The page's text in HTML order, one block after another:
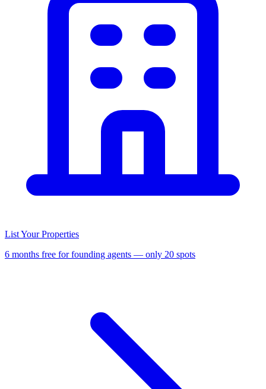
List Your Properties
6 months free for founding agents — only 20 spots